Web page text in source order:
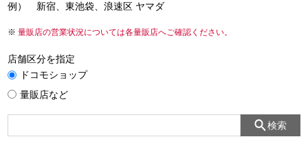
例） 新宿、東池袋、浪速区 ヤマダ
量販店の営業状況については各量販店へご確認ください。
店舗区分を指定
ドコモショップ
量販店など
検索